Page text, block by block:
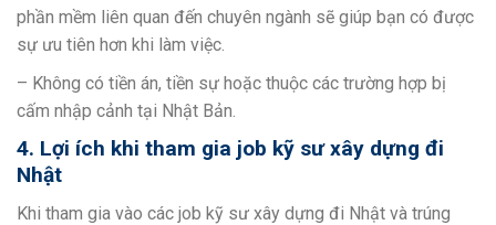
phần mềm liên quan đến chuyên ngành sẽ giúp bạn có được
sự ưu tiên hơn khi làm việc.
– Không có tiền án, tiền sự hoặc thuộc các trường hợp bị
cấm nhập cảnh tại Nhật Bản.
4. Lợi ích khi tham gia job kỹ sư xây dựng đi
Nhật
Khi tham gia vào các job kỹ sư xây dựng đi Nhật và trúng